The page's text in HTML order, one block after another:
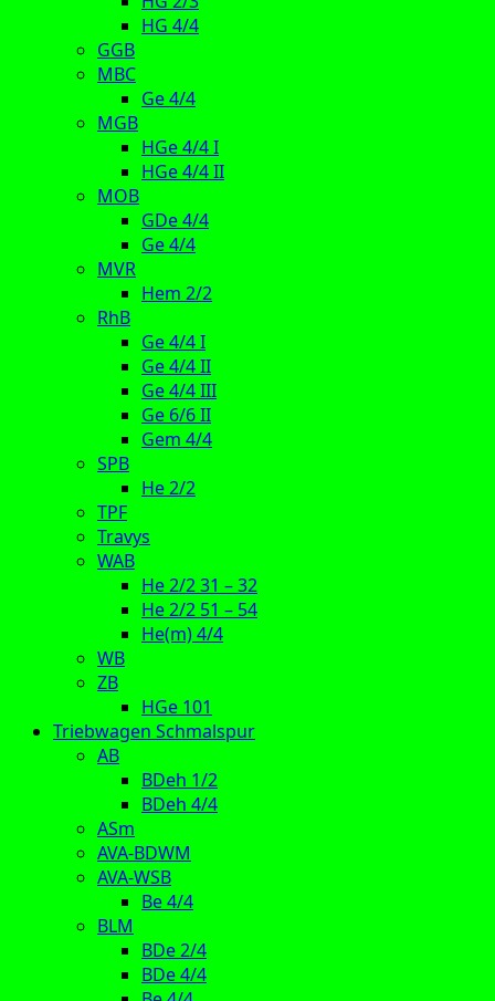
HG 4/4
GGB
MBC
Ge 4/4
MGB
HGe 4/4 I
HGe 4/4 II
MOB
GDe 4/4
Ge 4/4
MVR
Hem 2/2
RhB
Ge 4/4 I
Ge 4/4 II
Ge 4/4 III
Ge 6/6 II
Gem 4/4
SPB
He 2/2
TPF
Travys
WAB
He 2/2 31 – 32
He 2/2 51 – 54
He(m) 4/4
WB
ZB
HGe 101
Triebwagen Schmalspur
AB
BDeh 1/2
BDeh 4/4
ASm
AVA-BDWM
AVA-WSB
Be 4/4
BLM
BDe 2/4
BDe 4/4